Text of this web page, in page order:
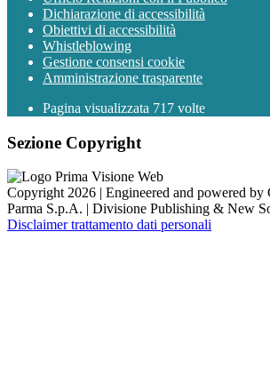
Dichiarazione di accessibilità
Obiettivi di accessibilità
Whistleblowing
Gestione consensi cookie
Amministrazione trasparente
Pagina visualizzata 717 volte
Sezione Copyright
Copyright 2026 | Engineered and powered by
Parma S.p.A. | Divisione Publishing & New
Disclaimer trattamento dati personali